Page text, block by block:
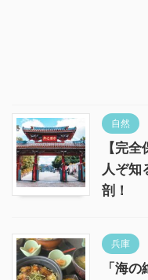
自然
【完
人ぞ知
剖！
兵庫
「海